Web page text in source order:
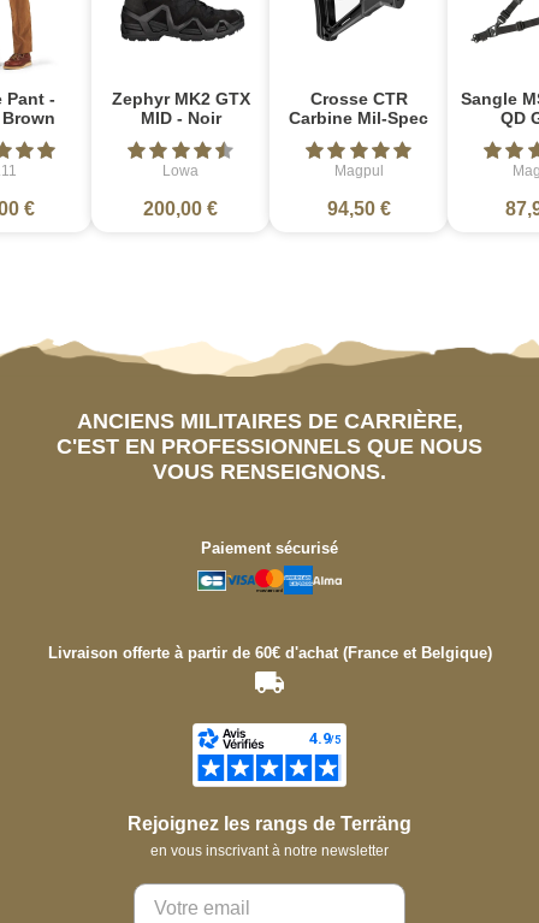
Pant -
€
Zephyr MK2 GTX
MID - Noir
Lowa
200,00 €
Crosse CTR
Carbine Mil-Spec
Magpul
94,50 €
Sangle
QD
ANCIENS MILITAIRES DE CARRIÈRE,
C'EST EN PROFESSIONNELS QUE NOUS
VOUS RENSEIGNONS.
Paiement sécurisé
Livraison offerte à partir de 60€ d'achat (France et Belgique)
Rejoignez les rangs de Terräng
en vous inscrivant à notre newsletter